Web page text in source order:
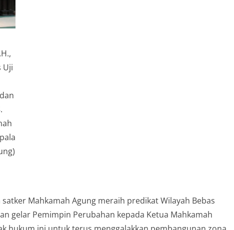
Uji
Mahkamah Agung meraih predikat Wilayah Bebas
gelar Pemimpin Perubahan kepada Ketua Mahkamah